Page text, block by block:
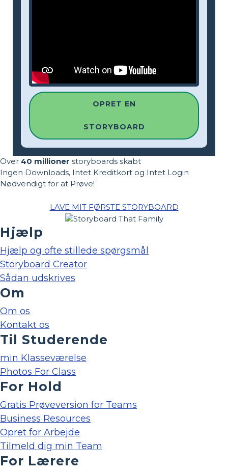
OPRET EN
STORYBOARD
Over 40 millioner storyboards skabt
Ingen Downloads, Intet Kreditkort og Intet Login
Nødvendigt for at Prøve!
LAVE MIT FØRSTE STORYBOARD
Hjælp
Hjælp og ofte stillede spørgsmål
Storyboard Creator
Sådan udskrives
Om
Om os
Kontakt os
Til Studerende
min Klasseværelse
Photos For Class
For Hold
Gratis Prøveversion for Teams
Business Resources
Opret for Arbejde
Tilmeld dig min Team
For Lærere